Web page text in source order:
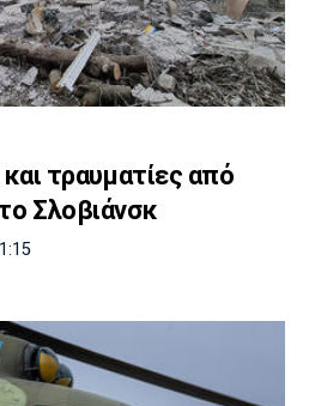
τραυματίες από
Σλοβιάνσκ